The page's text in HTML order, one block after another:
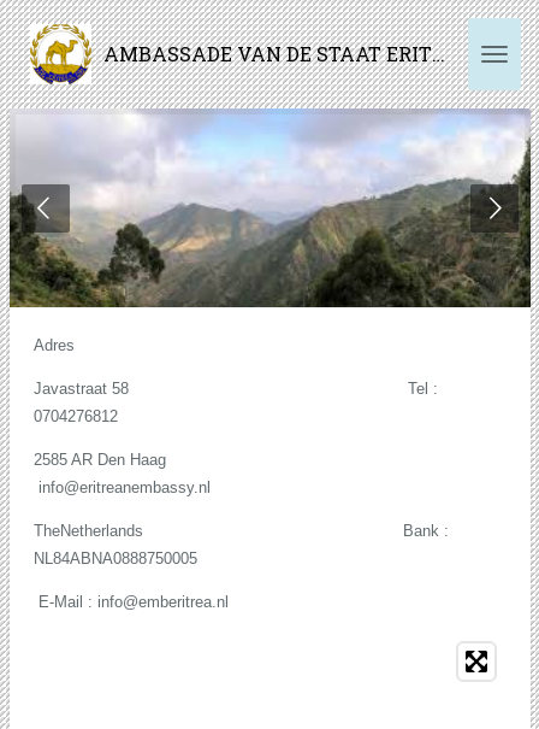
Ga
direct
naar
de
AMBASSADE VAN DE STAAT ERITREA
Adres
Javastraat 58 Tel :
0704276812
2585 AR Den Haag
info@eritreanembassy.nl
TheNetherlands Bank :
NL84ABNA0888750005
E-Mail : info@emberitrea.nl